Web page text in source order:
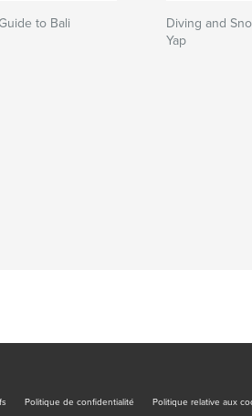
to Bali
Diving and
Yap
Politique de confidentialité Politique relative aux